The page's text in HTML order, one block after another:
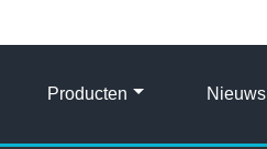
Producten Nieuws